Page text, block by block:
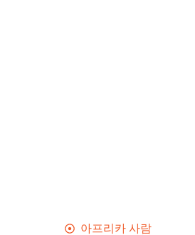
아프리카 사람